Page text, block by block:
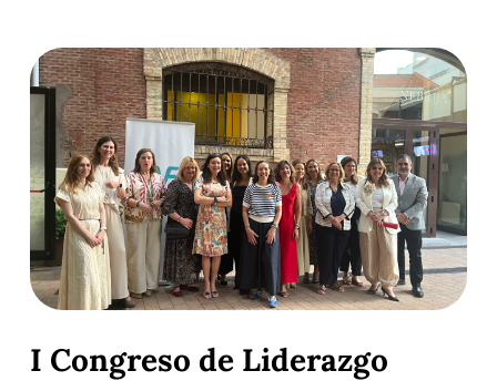
I Congreso de Liderazgo